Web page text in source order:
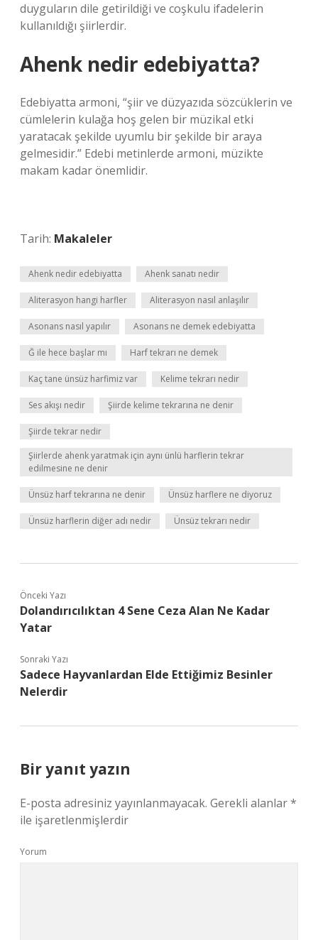
duyguların dile getirildiği ve coşkulu ifadelerin
kullanıldığı şiirlerdir.
Ahenk nedir edebiyatta?
Edebiyatta armoni, “şiir ve düzyazıda sözcüklerin ve
cümlelerin kulağa hoş gelen bir müzikal etki
yaratacak şekilde uyumlu bir şekilde bir araya
gelmesidir.” Edebi metinlerde armoni, müzikte
makam kadar önemlidir.
Tarih: Makaleler
Ahenk nedir edebiyatta Ahenk sanatı nedir
Aliterasyon hangi harfler Aliterasyon nasıl anlaşılır
Asonans nasıl yapılır Asonans ne demek edebiyatta
Ğ ile hece başlar mı Harf tekrarı ne demek
Kaç tane ünsüz harfimiz var Kelime tekrarı nedir
Ses akışı nedir Şiirde kelime tekrarına ne denir
Şiirde tekrar nedir
Şiirlerde ahenk yaratmak için aynı ünlü harflerin tekrar
edilmesine ne denir
Ünsüz harf tekrarına ne denir Ünsüz harflere ne diyoruz
Ünsüz harflerin diğer adı nedir Ünsüz tekrarı nedir
Önceki Yazı
Dolandırıcılıktan 4 Sene Ceza Alan Ne Kadar
Yatar
Sonraki Yazı
Sadece Hayvanlardan Elde Ettiğimiz Besinler
Nelerdir
Bir yanıt yazın
E-posta adresiniz yayınlanmayacak. Gerekli alanlar*
ile işaretlenmişlerdir
Yorum